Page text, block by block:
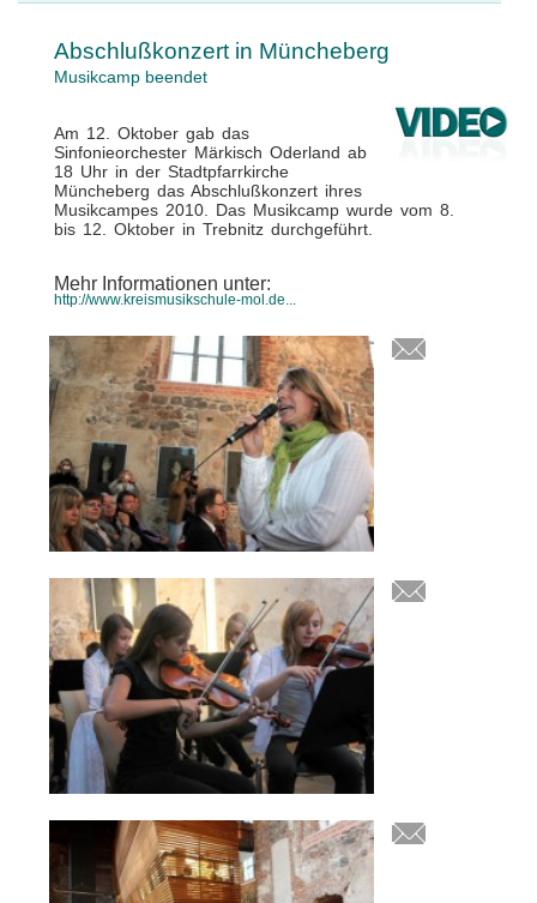
Abschlußkonzert in Müncheberg
Musikcamp beendet
Am 12. Oktober gab das
Sinfonieorchester Märkisch Oderland ab
18 Uhr in der Stadtpfarrkirche
Müncheberg das Abschlußkonzert ihres
Musikcampes 2010. Das Musikcamp wurde vom 8.
bis 12. Oktober in Trebnitz durchgeführt.
Mehr Informationen unter:
http://www.kreismusikschule-mol.de...